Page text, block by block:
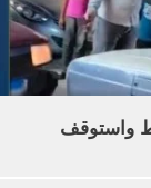
واستوقف